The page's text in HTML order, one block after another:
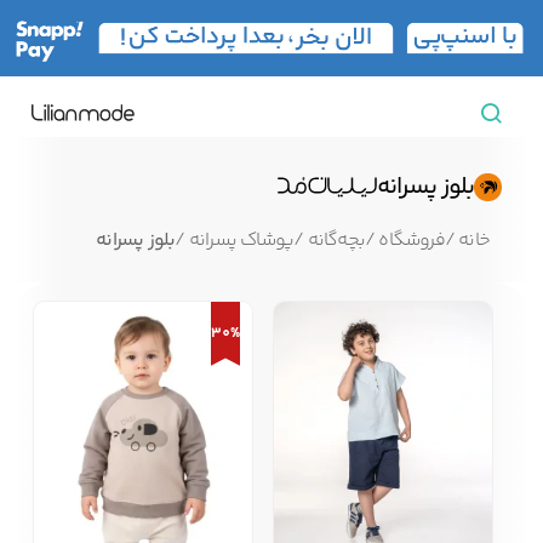
بارانی مردانه پالتو مردانه بلوز مردانه
جوراب مردانه کت مردانه کاپشن و پافر مردانه
بلوز پسرانه
خانه/فروشگاه/بچه‌گانه /پوشاک پسرانه /بلوز پسرانه
30%